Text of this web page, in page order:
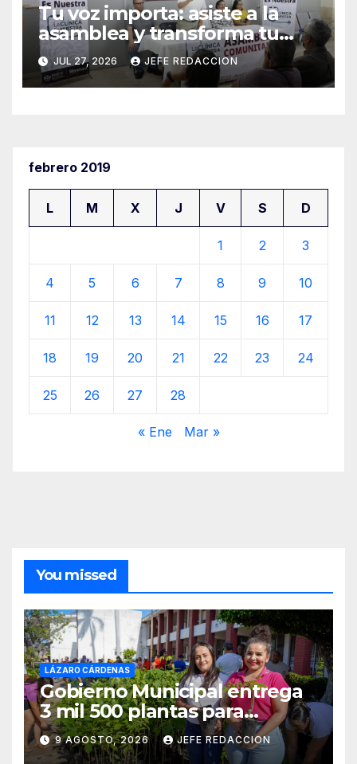
Tu voz importa: asiste a la
asamblea y transforma tu
clínica del IMSS-Bienestar
JUL 27, 2026 JEFE REDACCION
febrero 2019
L M X J V S D
1 2 3
4 5 6 7 8 9 10
11 12 13 14 15 16 17
18 19 20 21 22 23 24
25 26 27 28
« Ene Mar »
You missed
LÁZARO CÁRDENAS
Gobierno Municipal entrega
3 mil 500 plantas para
sumarse a la Jornada
Nacional de Reforestación
9 AGOSTO, 2026 JEFE REDACCION